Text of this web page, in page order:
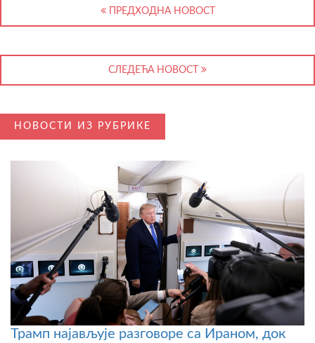
ПРЕДХОДНА НОВОСТ
СЛЕДЕЋА НОВОСТ
НОВОСТИ ИЗ РУБРИКЕ
Трамп најављује разговоре са Ираном, док